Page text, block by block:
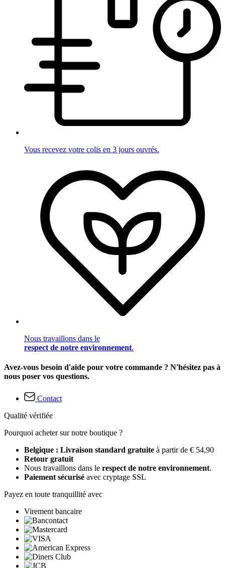
Vous recevez votre colis en 3 jours ouvrés.
Nous travaillons dans le
respect de notre environnement.
Avez-vous besoin d'aide pour votre commande ? N'hésitez pas à
nous poser vos questions.
Contact
Qualité vérifiée
Pourquoi acheter sur notre boutique ?
Belgique : Livraison standard gratuite à partir de € 54,90
Retour gratuit
Nous travaillons dans le respect de notre environnement.
Paiement sécurisé avec cryptage SSL
Payez en toute tranquillité avec
Virement bancaire